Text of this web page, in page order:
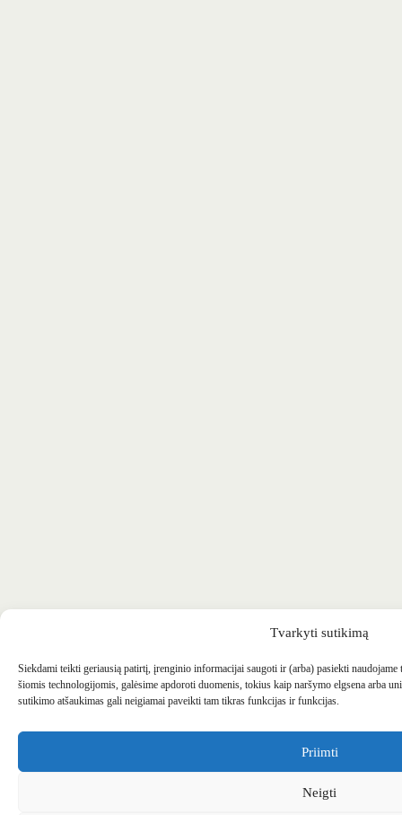
Tvarkyti sutikimą
Siekdami teikti geriausią patirtį, įrenginio informacijai saugoti ir (arba) pasiekti
šiomis technologijomis, galėsime apdoroti duomenis, tokius kaip naršymo elgsena arba
sutikimo atšaukimas gali neigiamai paveikti tam tikras funkcijas ir funkcijas.
Priimti
Neigti